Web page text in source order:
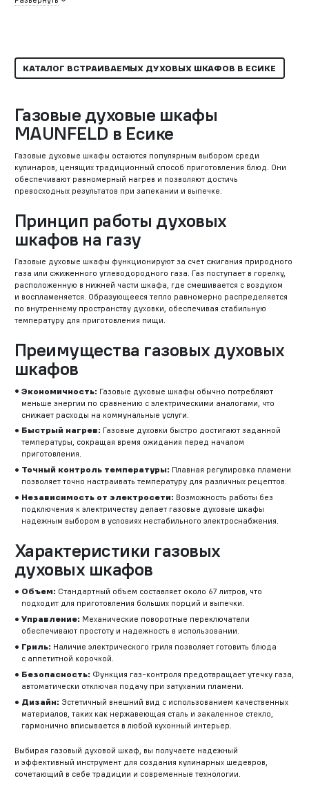
КАТАЛОГ ВСТРАИВАЕМЫХ ДУХОВЫХ ШКАФОВ В ЕСИКЕ
Газовые духовые шкафы
MAUNFELD в Есике
Газовые духовые шкафы остаются популярным выбором среди
кулинаров, ценящих традиционный способ приготовления блюд. Они
обеспечивают равномерный нагрев и позволяют достичь
превосходных результатов при запекании и выпечке.
Принцип работы духовых
шкафов на газу
Газовые духовые шкафы функционируют за счет сжигания природного
газа или сжиженного углеводородного газа. Газ поступает в горелку,
расположенную в нижней части шкафа, где смешивается с воздухом
и воспламеняется. Образующееся тепло равномерно распределяется
по внутреннему пространству духовки, обеспечивая стабильную
температуру для приготовления пищи.
Преимущества газовых духовых
шкафов
Экономичность: Газовые духовые шкафы обычно потребляют
меньше энергии по сравнению с электрическими аналогами, что
снижает расходы на коммунальные услуги.
Быстрый нагрев: Газовые духовки быстро достигают заданной
температуры, сокращая время ожидания перед началом
приготовления.
Точный контроль температуры: Плавная регулировка пламени
позволяет точно настраивать температуру для различных рецептов.
Независимость от электросети: Возможность работы без
подключения к электричеству делает газовые духовые шкафы
надежным выбором в условиях нестабильного электроснабжения.
Характеристики газовых
духовых шкафов
Объем: Стандартный объем составляет около 67 литров, что
подходит для приготовления больших порций и выпечки.
Управление: Механические поворотные переключатели
обеспечивают простоту и надежность в использовании.
Гриль: Наличие электрического гриля позволяет готовить блюда
с аппетитной корочкой.
Безопасность: Функция газ-контроля предотвращает утечку газа,
автоматически отключая подачу при затухании пламени.
Дизайн: Эстетичный внешний вид с использованием качественных
материалов, таких как нержавеющая сталь и закаленное стекло,
гармонично вписывается в любой кухонный интерьер.
Выбирая газовый духовой шкаф, вы получаете надежный
и эффективный инструмент для создания кулинарных шедевров,
сочетающий в себе традиции и современные технологии.